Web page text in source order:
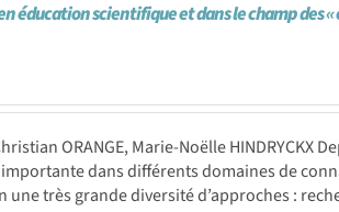
éducation scientifique et dans le champ des
ORANGE, Marie-Noëlle HINDRYCKX
dans différents domaines de
une très grande diversité d’approches :